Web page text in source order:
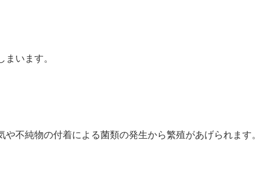
います。
不純物の付着による菌類の発生から繁殖があげられます。